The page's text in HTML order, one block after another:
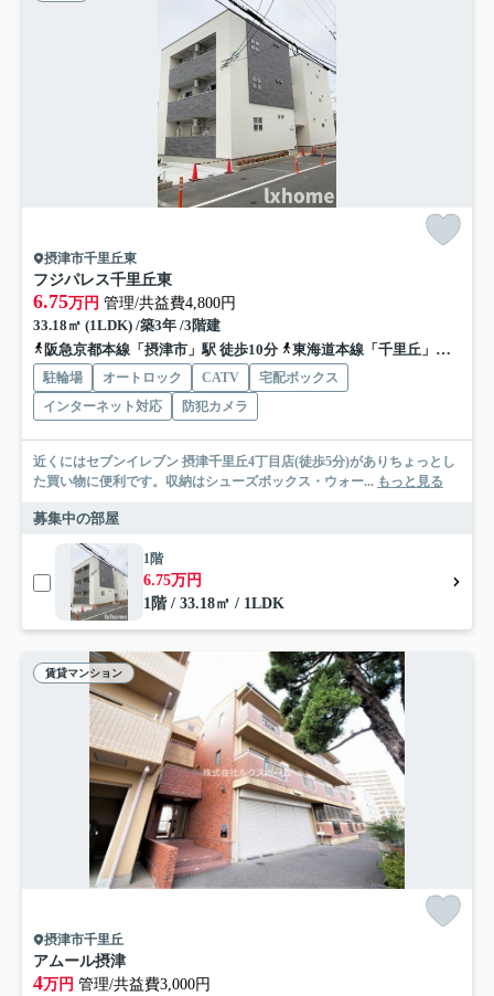
摂津市千里丘東
フジパレス千里丘東
6.75万円 管理/共益費4,800円
33.18㎡ (1LDK) /築3年 /3階建
阪急京都本線「摂津市」駅 徒歩10分
東海道本線「千里丘」駅 徒歩12分
駐輪場 オートロック CATV
宅配ボックス
インターネット対応
防犯カメラ
近くにはセブンイレブン 摂津千里丘4丁目店(徒歩5分)がありちょっとし
た買い物に便利です。収納はシューズボックス・ウォー... もっと見る
募集中の部屋
1階
6.75万円
1階 / 33.18㎡ / 1LDK
賃貸マンション
摂津市千里丘
アムール摂津
4万円 管理/共益費3,000円